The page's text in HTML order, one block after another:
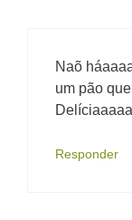
Naõ
um pão
Responder